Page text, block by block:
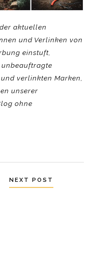
aktuellen
und Verlinken von
einstuft,
unbeauftragte
verlinkten Marken,
unserer
ohne
NEXT POST